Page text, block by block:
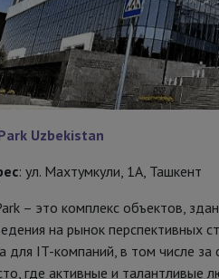
Uzbekistan
: ул. Махтумкули, 1А, Ташкент
– это комплекс объектов,
на рынок перспективных
для IT-компаний, в том числе за
где активные и талантливые